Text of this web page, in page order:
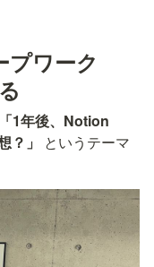
プワーク
「1年後、Notion
？」
というテーマ